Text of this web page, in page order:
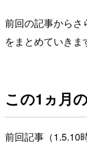
前回の記事からさ
をまとめていきま
この1ヵ月
前回記事（1.5.10